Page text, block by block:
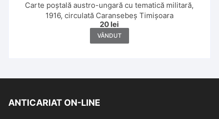
Carte poștală austro-ungară cu tematică militară,
1916, circulată Caransebeș Timișoara
20 lei
VÂNDUT
ANTICARIAT ON-LINE